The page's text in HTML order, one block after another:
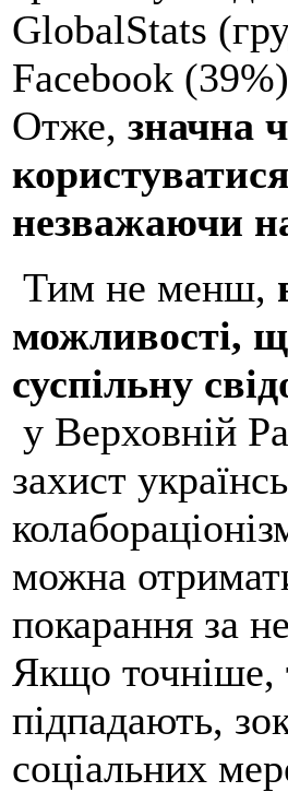
GlobalStats
Facebook
Отже, значна
незважаючи
Тим не менш,
можливості,
суспільну
у Верховній
захист
можна
покарання за
Якщо точніше,
підпадають,
соціальних